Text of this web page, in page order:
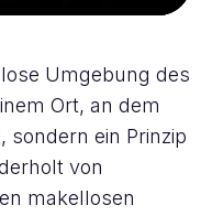
Umgebung des
Ort, an dem
sondern ein Prinzip
von
makellosen